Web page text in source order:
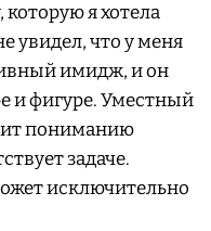
я хотела
увидел, что у меня
имидж, и он
и фигуре. Уместный
пониманию
задаче.
исключительно